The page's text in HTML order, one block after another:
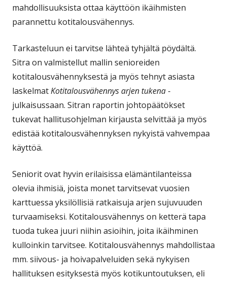
mahdollisuuksista ottaa käyttöön ikäihmisten
parannettu kotitalousvähennys.
Tarkasteluun ei tarvitse lähteä tyhjältä pöydältä.
Sitra on valmistellut mallin senioreiden
kotitalousvähennyksestä ja myös tehnyt asiasta
laskelmatKotitalousvähennys arjen tukena -
julkaisussaan. Sitran raportin johtopäätökset
tukevat hallitusohjelman kirjausta selvittää ja myös
edistää kotitalousvähennyksen nykyistä vahvempaa
käyttöä.
Seniorit ovat hyvin erilaisissa elämäntilanteissa
olevia ihmisiä, joista monet tarvitsevat vuosien
karttuessa yksilöllisiä ratkaisuja arjen sujuvuuden
turvaamiseksi. Kotitalousvähennys on ketterä tapa
tuoda tukea juuri niihin asioihin, joita ikäihminen
kulloinkin tarvitsee. Kotitalousvähennys mahdollistaa
mm. siivous- ja hoivapalveluiden sekä nykyisen
hallituksen esityksestä myös kotikuntoutuksen, eli